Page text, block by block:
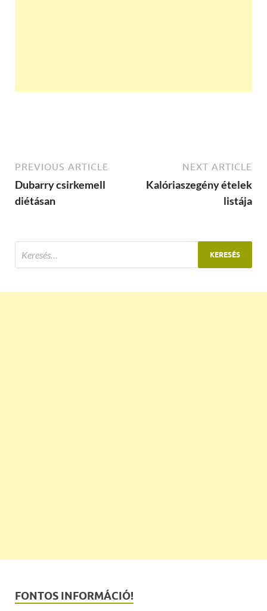
PREVIOUS ARTICLE
Dubarry csirkemell
diétásan
NEXT ARTICLE
Kalóriaszegény ételek
listája
FONTOS INFORMÁCIÓ!